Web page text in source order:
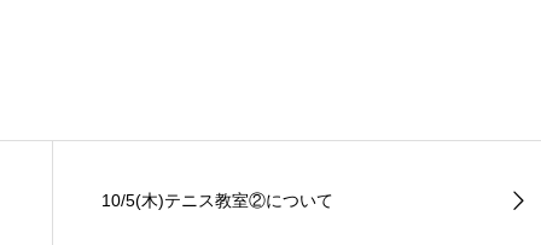
10/5(木)テニス教室②について